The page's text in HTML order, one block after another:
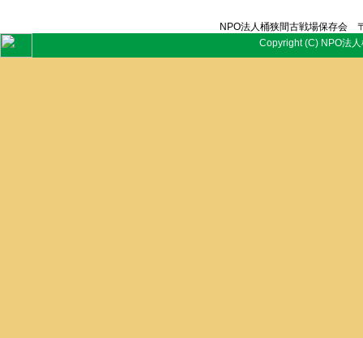
NPO法人桶狭間古戦場保存
Copyright (C) NPO法